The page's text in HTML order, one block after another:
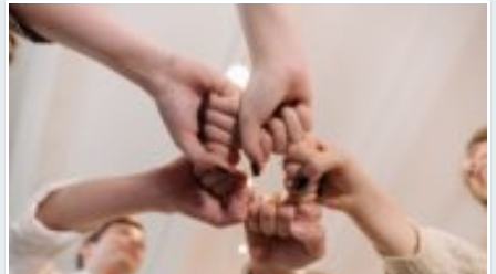
Ko darīt ar kolēģiem vasarā, 10 aktīvas idejas komandas saliedēšanas
pasākumam